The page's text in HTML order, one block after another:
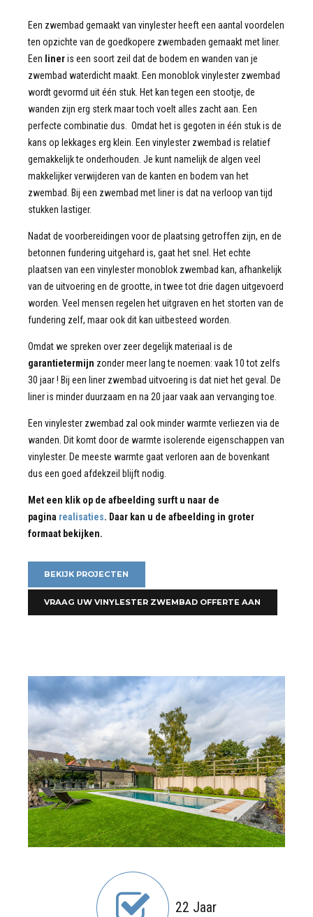
Een zwembad gemaakt van vinylester heeft een aantal voordelen
ten opzichte van de goedkopere zwembaden gemaakt met liner.
Een lineris een soort zeil dat de bodem en wanden van je
zwembad waterdicht maakt. Een monoblok vinylester zwembad
wordt gevormd uit één stuk. Het kan tegen een stootje, de
wanden zijn erg sterk maar toch voelt alles zacht aan. Een
perfecte combinatie dus. Omdat het is gegoten in één stuk is de
kans op lekkages erg klein. Een vinylester zwembad is relatief
gemakkelijk te onderhouden. Je kunt namelijk de algen veel
makkelijker verwijderen van de kanten en bodem van het
zwembad. Bij een zwembad met liner is dat na verloop van tijd
stukken lastiger.
Nadat de voorbereidingen voor de plaatsing getroffen zijn, en de
betonnen fundering uitgehard is, gaat het snel. Het echte
plaatsen van een vinylester monoblok zwembad kan, afhankelijk
van de uitvoering en de grootte, in twee tot drie dagen uitgevoerd
worden. Veel mensen regelen het uitgraven en het storten van de
fundering zelf, maar ook dit kan uitbesteed worden.
Omdat we spreken over zeer degelijk materiaal is de
garantietermijn zonder meer lang te noemen: vaak 10 tot zelfs
30 jaar ! Bij een liner zwembad uitvoering is dat niet het geval. De
liner is minder duurzaam en na 20 jaar vaak aan vervanging toe.
Een vinylester zwembad zal ook minder warmte verliezen via de
wanden. Dit komt door de warmte isolerende eigenschappen van
vinylester. De meeste warmte gaat verloren aan de bovenkant
dus een goed afdekzeil blijft nodig.
Met een klik op de afbeelding surft u naar de
pagina realisaties. Daar kan u de afbeelding in groter
formaat bekijken.
BEKIJK PROJECTEN
VRAAG UW VINYLESTER ZWEMBAD OFFERTE AAN
BEKIJK MEER VAN ONZE
Projecten
22 Jaar